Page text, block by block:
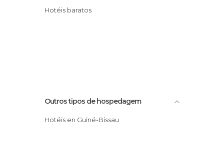
Hotéis baratos
Outros tipos de hospedagem
Hotéis en Guiné-Bissau